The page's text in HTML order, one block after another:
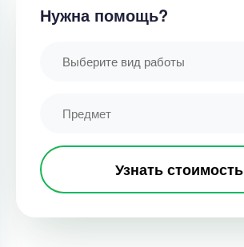
Нужна помощь?
Выберите вид работы
Узнать стоимость